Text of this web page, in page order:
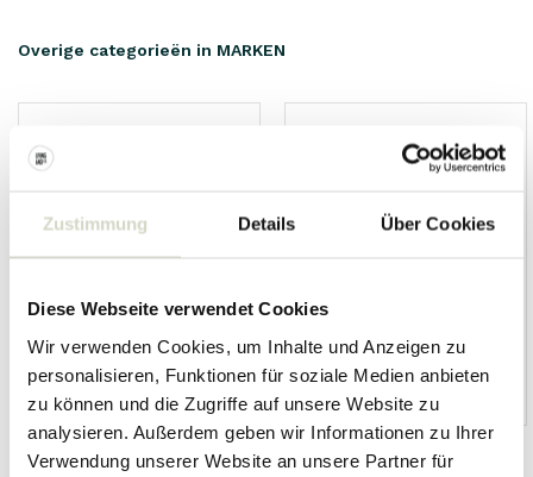
Zustimmung Details Über Cookies
Diese Webseite verwendet Cookies
Wir verwenden Cookies, um Inhalte und Anzeigen zu
personalisieren, Funktionen für soziale Medien anbieten
zu können und die Zugriffe auf unsere Website zu
analysieren. Außerdem geben wir Informationen zu Ihrer
Verwendung unserer Website an unsere Partner für
Overige categorieën in MARKEN
HKliving Living and Company